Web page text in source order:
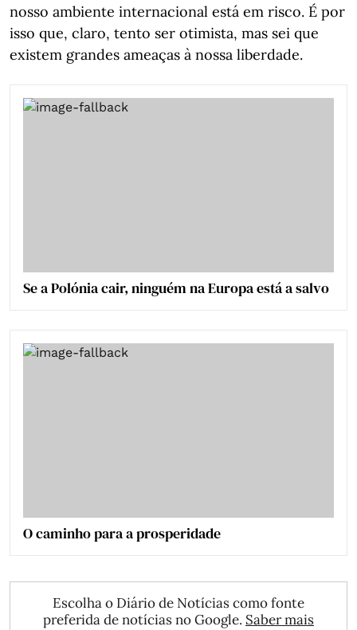
nosso ambiente internacional está em risco. É por
isso que, claro, tento ser otimista, mas sei que
existem grandes ameaças à nossa liberdade.
Se a Polónia cair, ninguém na Europa está a salvo
O caminho para a prosperidade
Escolha o Diário de Notícias como fonte
preferida de notícias no Google. Saber mais